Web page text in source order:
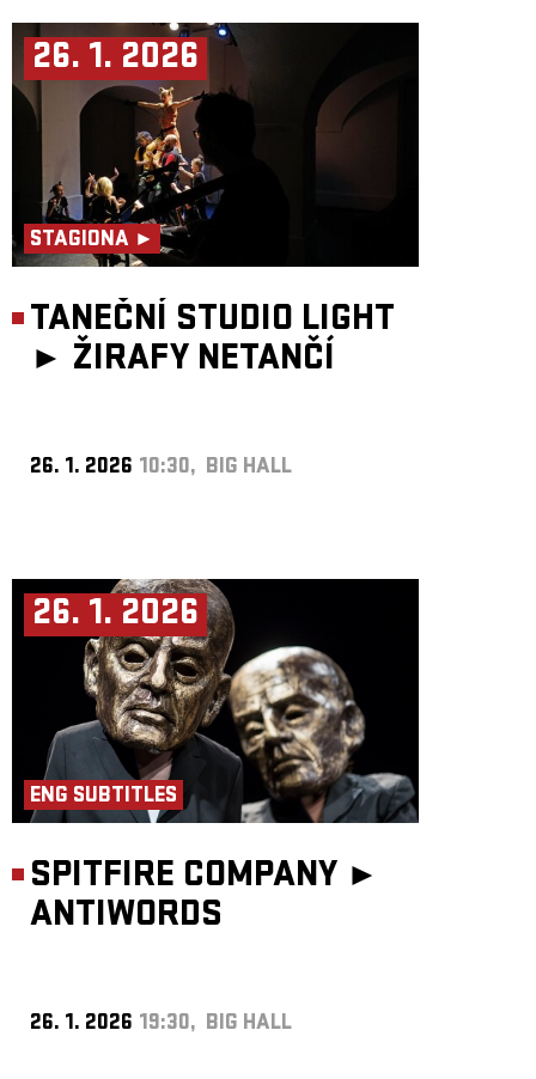
26. 1. 2026
STAGIONA ►
TANEČNÍ STUDIO LIGHT
► ŽIRAFY NETANČÍ
26. 1. 2026 10:30, BIG HALL
26. 1. 2026
ENG SUBTITLES
SPITFIRE COMPANY ►
ANTIWORDS
26. 1. 2026 19:30, BIG HALL